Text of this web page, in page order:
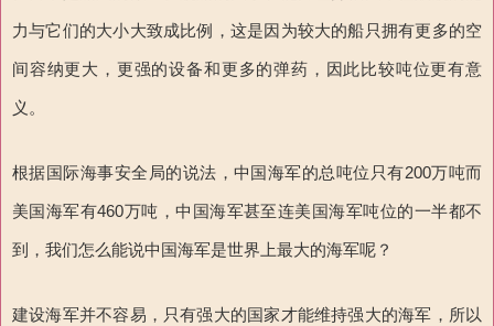
力与它们的大小大致成比例，这是因为较大的船只拥有更多的空
间容纳更大，更强的设备和更多的弹药，因此比较吨位更有意
义。
根据国际海事安全局的说法，中国海军的总吨位 只有200万吨而
美国海军有460万吨，中国海军甚至连美国海军吨位的一半都不
到，我们怎么能说中国海军是世界上最大的海军呢？
建设海军并不容易，只有强大的国家才能维持强大的海军，所以